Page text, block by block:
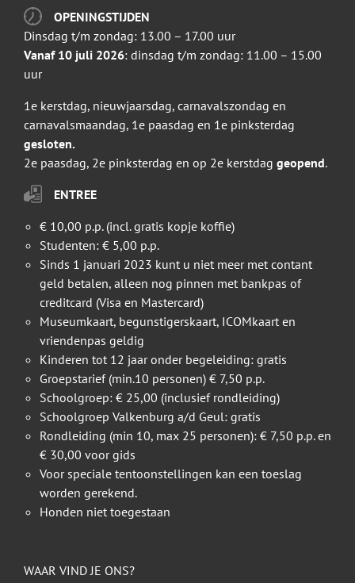
OPENINGSTIJDEN
Dinsdag t/m zondag: 13.00 – 17.00 uur
Vanaf 10 juli 2026: dinsdag t/m zondag: 11.00 – 15.00
uur
1e kerstdag, nieuwjaarsdag, carnavalszondag en
carnavalsmaandag, 1e paasdag en 1e pinksterdag
gesloten.
2e paasdag, 2e pinksterdag en op 2e kerstdag geopend.
ENTREE
€ 10,00 p.p. (incl. gratis kopje koffie)
Studenten: € 5,00 p.p.
Sinds 1 januari 2023 kunt u niet meer met contant
geld betalen, alleen nog pinnen met bankpas of
creditcard (Visa en Mastercard)
Museumkaart, begunstigerskaart, ICOMkaart en
vriendenpas geldig
Kinderen tot 12 jaar onder begeleiding: gratis
Groepstarief (min.10 personen) € 7,50 p.p.
Schoolgroep: € 25,00 (inclusief rondleiding)
Schoolgroep Valkenburg a/d Geul: gratis
Rondleiding (min 10, max 25 personen): € 7,50 p.p. en
€ 30,00 voor gids
Voor speciale tentoonstellingen kan een toeslag
worden gerekend.
Honden niet toegestaan
WAAR VIND JE ONS?